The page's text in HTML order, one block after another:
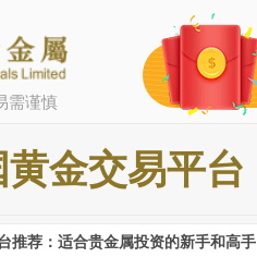
需谨慎
黄金交易平台
推荐：适合贵金属投资的新手和高手